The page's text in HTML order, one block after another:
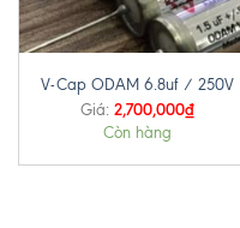
V-Cap ODAM 6.8uf / 250V
Giá: 2,700,000₫
Còn hàng